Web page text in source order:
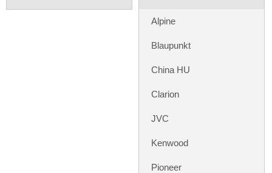
Alpine
Blaupunkt
China HU
Clarion
JVC
Kenwood
Pioneer